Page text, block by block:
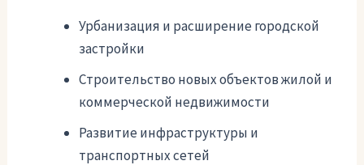
Урбанизация и расширение городской
застройки
Строительство новых объектов жилой и
коммерческой недвижимости
Развитие инфраструктуры и
транспортных сетей